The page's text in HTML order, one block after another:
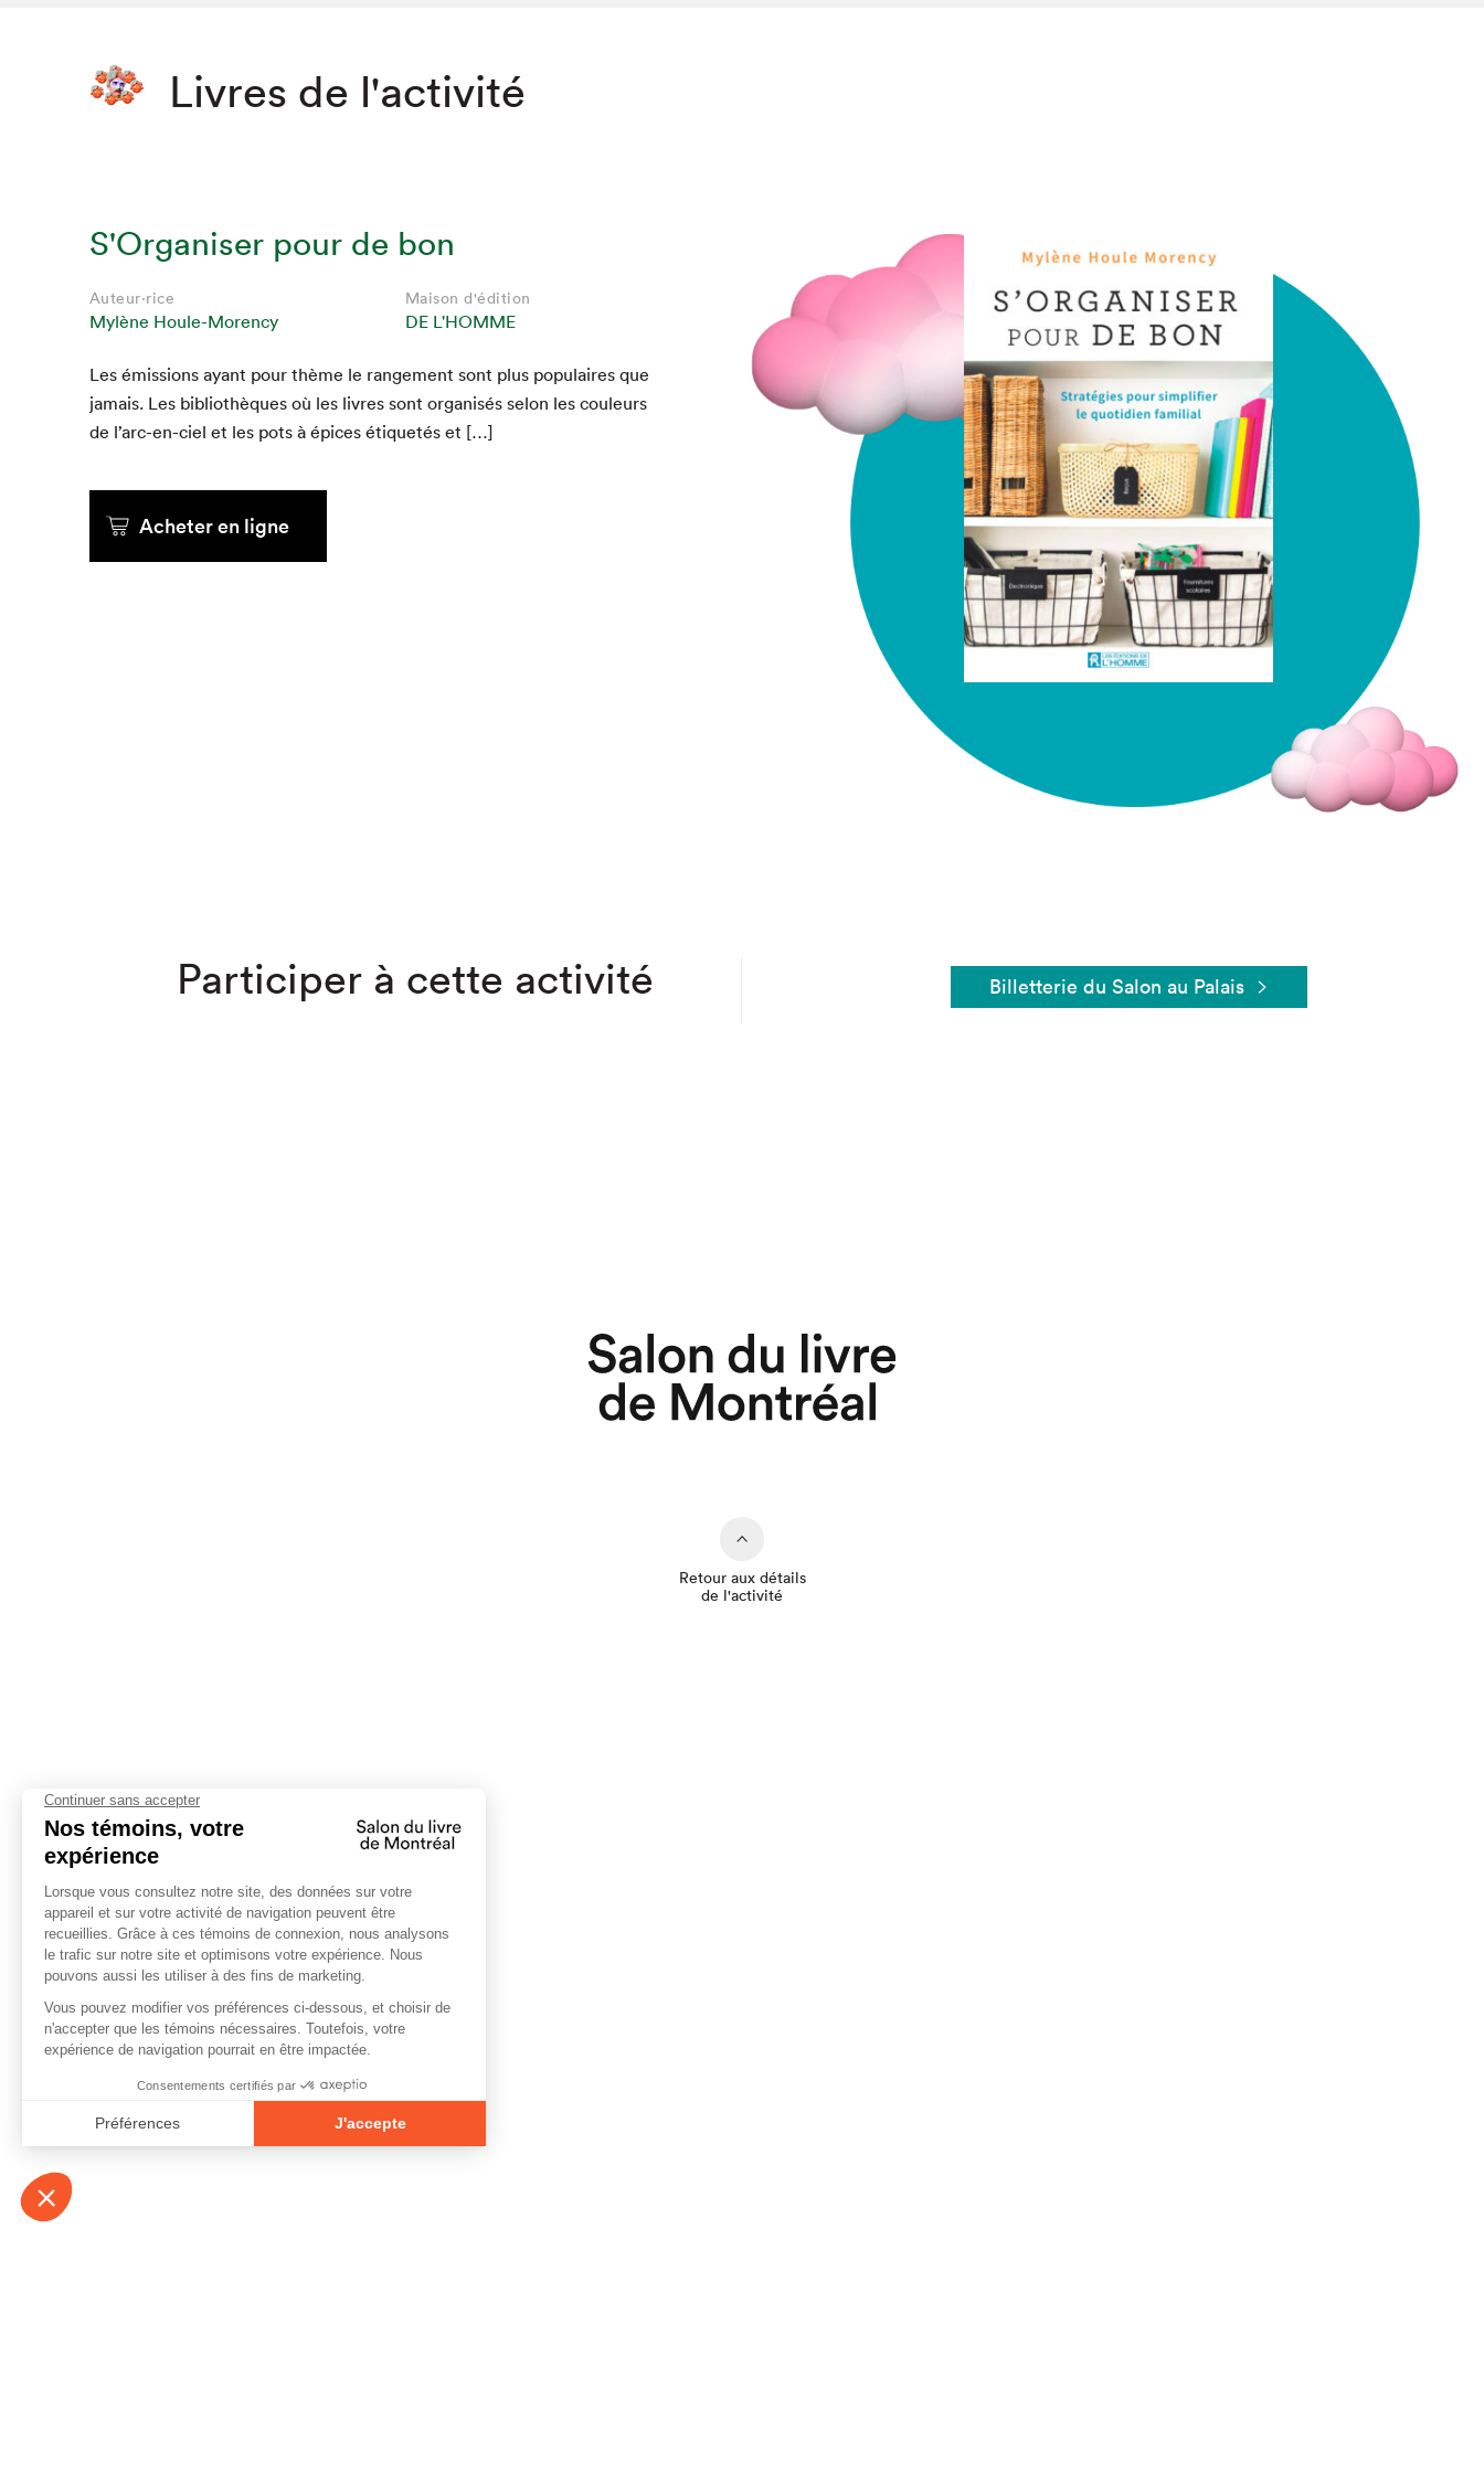
Que cherchez-vous?
Livres de l'activité
S'Organiser pour de bon
Auteur·rice
Mylène Houle-Morency
Maison d'édition
DE L'HOMME
Les émis­sions ayant pour thème le range­ment sont plus pop­u­laires que
jamais. Les bib­lio­thèques où les livres sont organ­isés selon les couleurs
de l’arc-en-ciel et les pots à épices éti­quetés et […]
Acheter en ligne
Participer à cette activité Billetterie du Salon au Palais
Retour aux détails
de l'activité